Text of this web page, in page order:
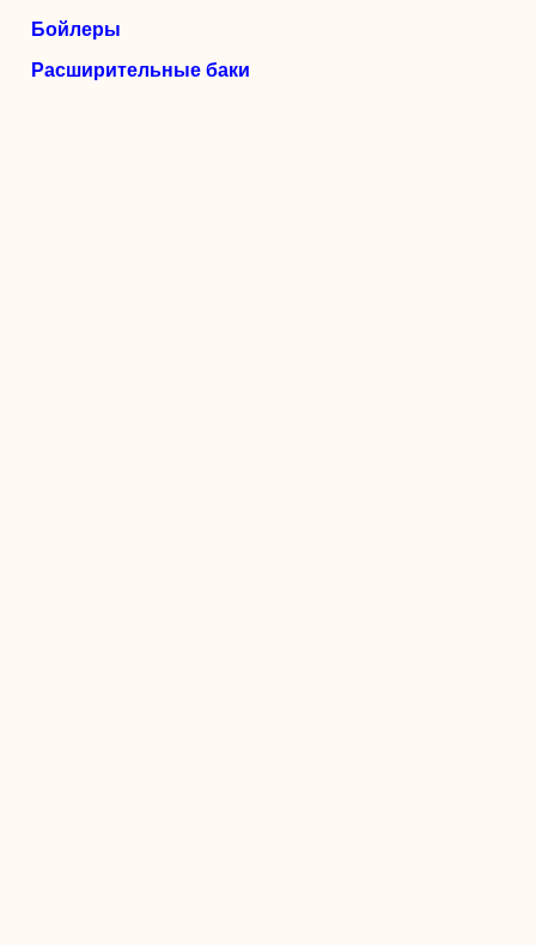
Бойлеры
Расширительные баки